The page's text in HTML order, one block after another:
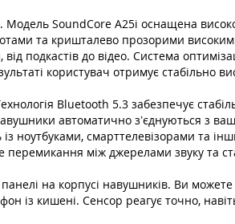
Модель SoundCore A25i оснащена
та кришталево прозорими
подкастів до відео. Система
користувач отримує стабільно
Bluetooth 5.3 забезпечує
автоматично з’єднуються з
ноутбуками, смарттелевізорами та
перемикання між джерелами звуку та
на корпусі навушників. Ви
із кишені. Сенсор реагує точно,